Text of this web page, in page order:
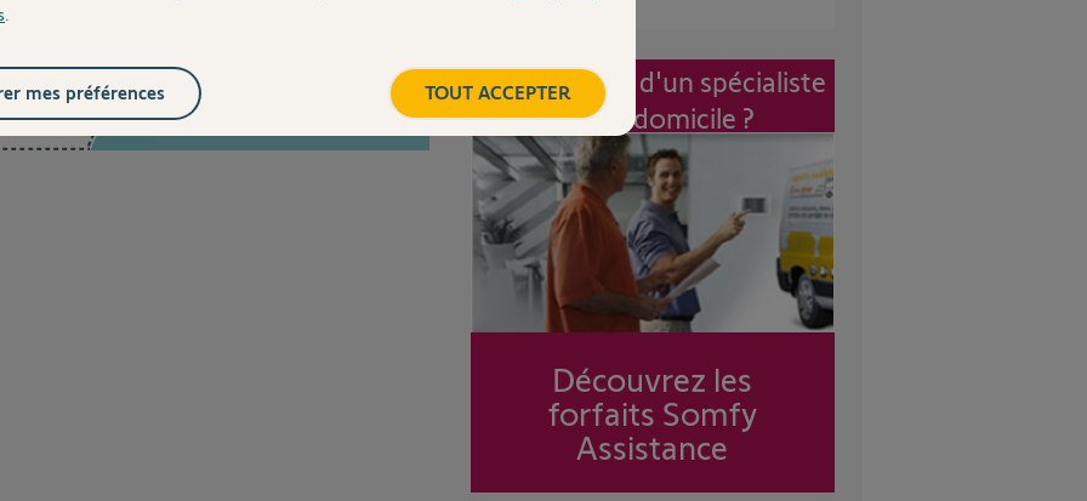
Posez votre question
Intervention d'un spécialiste
à mon domicile ?
Découvrez les
forfaits Somfy
Assistance
TOUT ACCEPTER
mes préférences